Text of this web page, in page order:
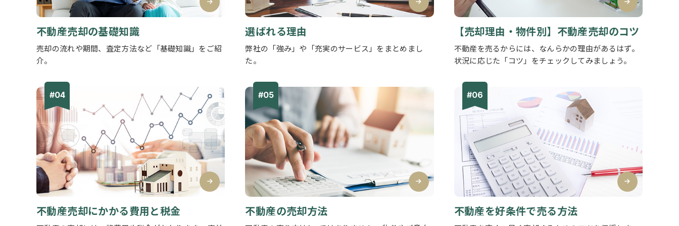
不動産売却の基礎知識
売却の流れや期間、査定方法など「基礎知識」をご紹
介。
選ばれる理由
弊社の「強み」や「充実のサービス」をまとめまし
た。
【売却理由・物件別】不動産売却のコツ
不動産を売るからには、なんらかの理由があるはず。
状況に応じた「コツ」をチェックしてみましょう。
不動産売却にかかる費用と税金 不動産の売却方法 不動産を好条件で売る方法